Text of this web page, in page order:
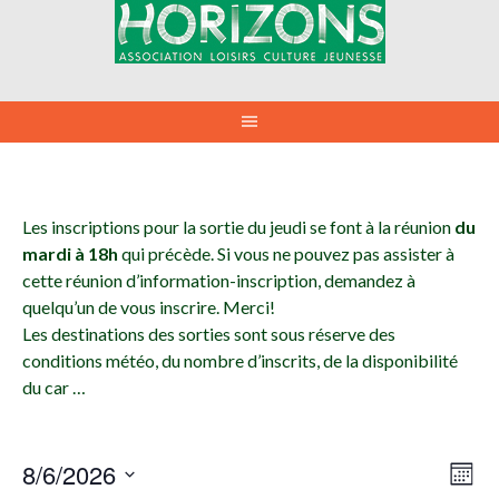
Les inscriptions pour la sortie du jeudi se font à la réunion du
mardi à 18h qui précède. Si vous ne pouvez pas assister à
cette réunion d’information-inscription, demandez à
quelqu’un de vous inscrire. Merci!
Les destinations des sorties sont sous réserve des
conditions météo, du nombre d’inscrits, de la disponibilité
du car …
Mois
8/6/2026